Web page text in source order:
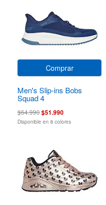
Comprar
Men's Slip-ins Bobs
Squad 4
$64.990$51.990
Disponible en 8 colores